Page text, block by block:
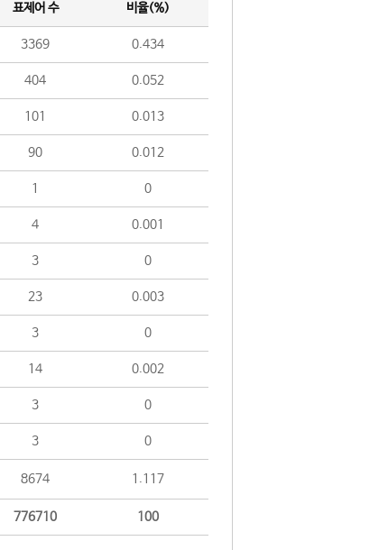
표제어 수 비율(%)
3369 0.434
404 0.052
101 0.013
90 0.012
1 0
4 0.001
3 0
23 0.003
3 0
14 0.002
3 0
3 0
8674 1.117
776710 100